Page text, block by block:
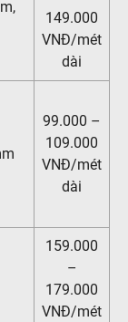
149.000
VNĐ/mét
dài
99.000 –
109.000
VNĐ/mét
dài
159.000
–
179.000
VNĐ/mét